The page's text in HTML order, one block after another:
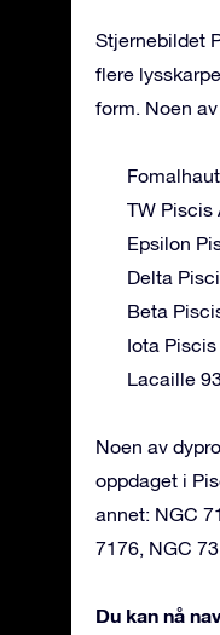
Stjernebildet
flere
form. Noen
Fomalhaut
TW Piscis
Epsilon
Delta
Beta
Iota
Lacaille
Noen av
oppdaget i
annet: NGC
7176, NGC
Du kan nå